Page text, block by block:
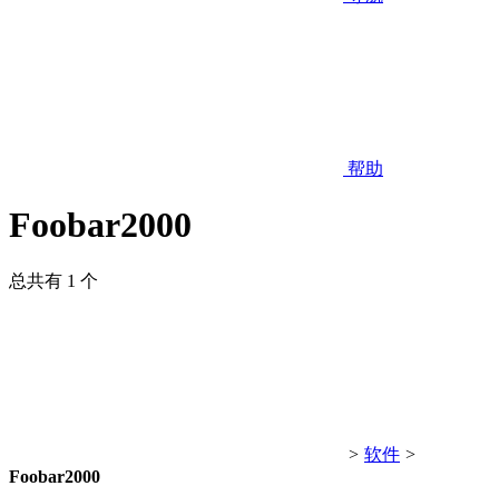
帮助
Foobar2000
总共有 1 个
> 软件 >
Foobar2000